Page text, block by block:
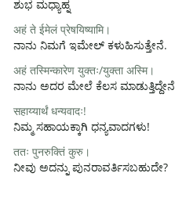
ಶುಭ ಮಧ್ಯಾಹ್ನ
अहं ते ईमेलं प्रेषयिष्यामि।
ನಾನು ನಿಮಗೆ ಇಮೇಲ್ ಕಳುಹಿಸುತ್ತೇನೆ.
अहं तस्मिन्कारेण युक्तः/युक्ता अस्मि।
ನಾನು ಅದರ ಮೇಲೆ ಕೆಲಸ ಮಾಡುತ್ತಿದ್ದೇನೆ
सहाय्यार्थं धन्यवादः!
ನಿಮ್ಮ ಸಹಾಯಕ್ಕಾಗಿ ಧನ್ಯವಾದಗಳು!
ततः पुनरुक्तिं कुरु।
ನೀವು ಅದನ್ನು ಪುನರಾವರ್ತಿಸಬಹುದೇ?